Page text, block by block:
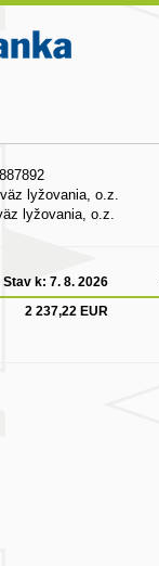
lyžovania, o.z.
lyžovania, o.z.
Stav k: 7. 8. 2026
2 237,22 EUR